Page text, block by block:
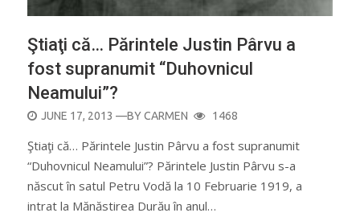
Ştiaţi că… Părintele Justin Pârvu a
fost supranumit “Duhovnicul
Neamului”?
POSTED
JUNE 17, 2013 —BYCARMEN 1468
Ştiaţi că… Părintele Justin Pârvu a fost supranumit
“Duhovnicul Neamului”? Părintele Justin Pârvu s-a
născut în satul Petru Vodă la 10 Februarie 1919, a
intrat la Mănăstirea Durău în anul…